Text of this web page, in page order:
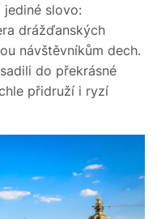
slovo:
drážďanských
návštěvníkům dech.
do překrásné
přidruží i ryzí